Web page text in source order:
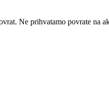
Ne prihvatamo povrate na